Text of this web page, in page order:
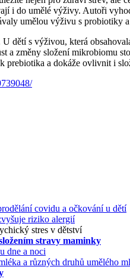
i do umělé výživy. Autoři
umělou výživu s probiotiky
dětí s výživou, která
a změny složení mikrobiomu
prebiotika a dokáže ovlivnit i
covidu a očkování u dětí
riziko alergií
stres v dětství
stravy maminky
dne a noci
a různých druhů umělého